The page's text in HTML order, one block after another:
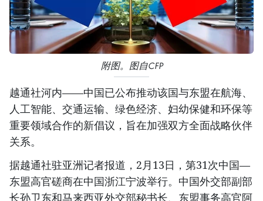
附图。图自CFP
越通社河内——中国已公布推动该国与东盟在航海、
人工智能、交通运输、绿色经济、妇幼保健和环保等
重要领域合作的新倡议，旨在加强双方全面战略伙伴
关系。
据越通社驻亚洲记者报道，2月13日，第31次中国—
东盟高官磋商在中国浙江宁波举行。中国外交部副部
长孙卫东和马来西亚外交部秘书长、东盟事务高官阿